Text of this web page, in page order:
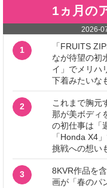
1ヵ月の
2026-
1
「FRUITS
なが待望の初
イ」でメリハ
下着みたいな
2
これまで胸元
那が美ボディ
の初仕事は「
「Honda X4
挑戦への想い
3
8KVR作品を
画が「春のパ